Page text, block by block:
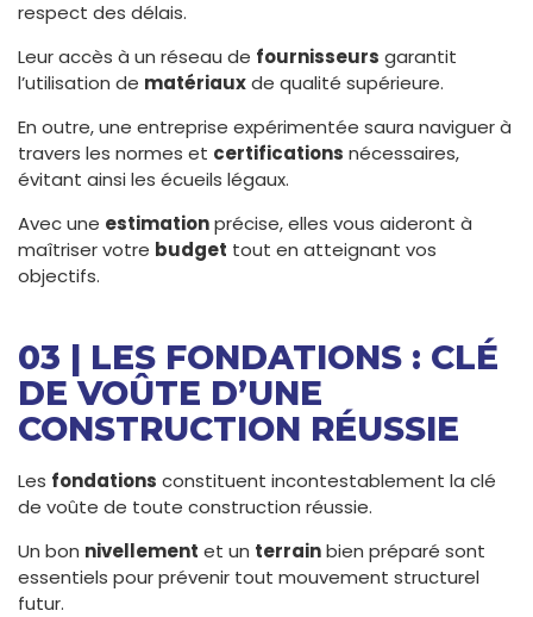
respect des délais.
Leur accès à un réseau de fournisseurs garantit
l’utilisation de matériauxde qualité supérieure.
En outre, une entreprise expérimentée saura naviguer à
travers les normes et certifications nécessaires,
évitant ainsi les écueils légaux.
Avec une estimationprécise, elles vous aideront à
maîtriser votre budget tout en atteignant vos
objectifs.
03 | LES FONDATIONS : CLÉ
DE VOÛTE D’UNE
CONSTRUCTION RÉUSSIE
Les fondations constituent incontestablement la clé
de voûte de toute construction réussie.
Un bon nivellement et un terrainbien préparé sont
essentiels pour prévenir tout mouvement structurel
futur.